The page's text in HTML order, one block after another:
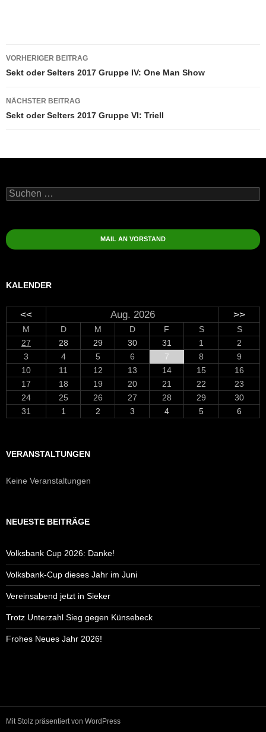
Beitragsnavigation
VORHERIGER BEITRAG
Sekt oder Selters 2017 Gruppe IV: One Man Show
NÄCHSTER BEITRAG
Sekt oder Selters 2017 Gruppe VI: Triell
Suchen
nach:
MAIL AN VORSTAND
KALENDER
<< Aug. 2026 >>
M D M D F S
S
27
28 29 30 31 1
2
3
4 5 6 7 8
9
10
11 12 13 14 15
16
17
18 19 20 21 22
23
24
25 26 27 28 29
30
31
1 2 3 4 5 6
VERANSTALTUNGEN
Keine Veranstaltungen
NEUESTE BEITRÄGE
Volksbank Cup 2026: Danke!
Volksbank-Cup dieses Jahr im Juni
Vereinsabend jetzt in Sieker
Trotz Unterzahl Sieg gegen Künsebeck
Frohes Neues Jahr 2026!
Mit Stolz präsentiert von WordPress